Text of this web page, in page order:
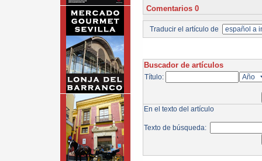
Comentarios 0
Traducir el artículo de
Buscador de artículos
Título:
En el texto del artículo
Texto de búsqueda: